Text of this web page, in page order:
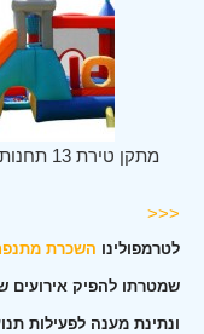
מתקן טירת 13 תחנות בסלעית
<<<
לטרמפולינו השכרת
שמטרתו להפיק אירועים
ונתינת מענה לפעילות